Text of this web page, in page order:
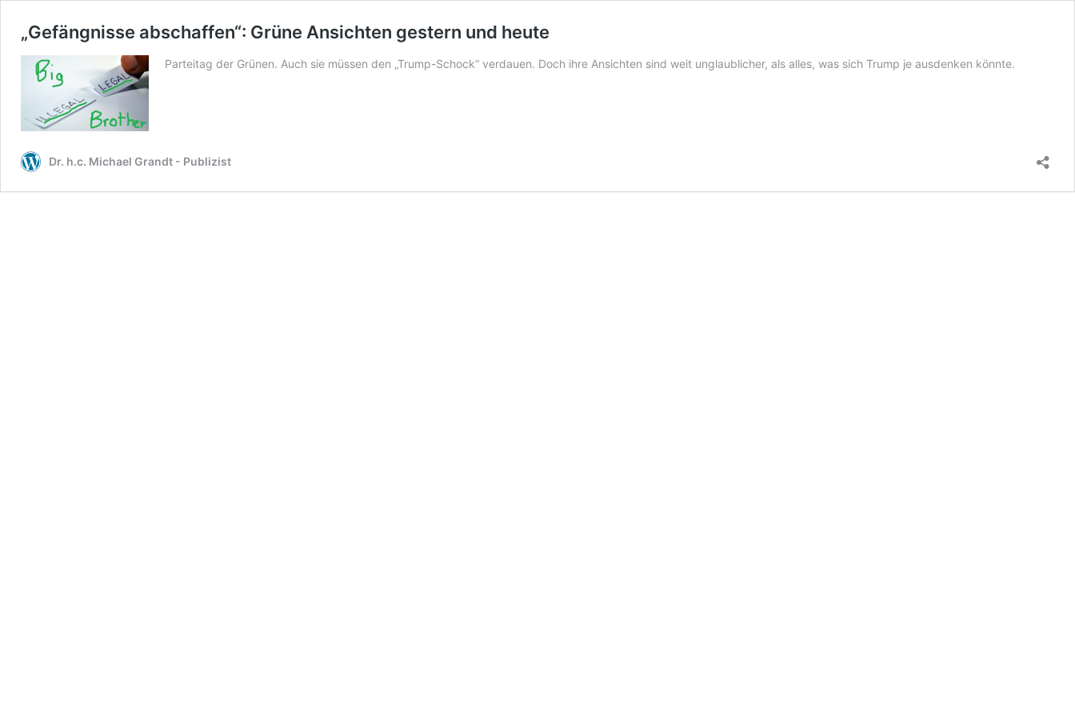
„Gefängnisse abschaffen“: Grüne Ansichten gestern und heute
Parteitag der Grünen. Auch sie müssen den „Trump-Schock“ verdauen. Doch ihre Ansichten sind weit unglaublicher, als alles, was sich Trump je ausdenken könnte.
Dr. h.c. Michael Grandt - Publizist